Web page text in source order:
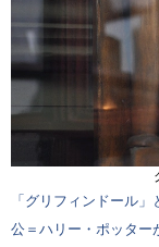
「グリフィンドール
公＝ハリー・ポッター